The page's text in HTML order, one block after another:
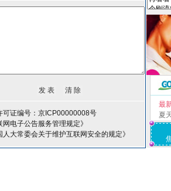
可证编号：京ICP00000008号
网电子公告服务管理规定》
人大常委会关于维护互联网安全的规定》
最
夏